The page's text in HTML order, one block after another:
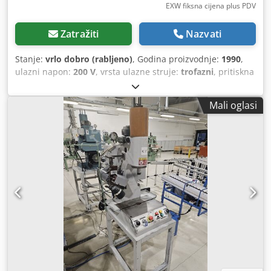
EXW fiksna cijena plus PDV
Zatražiti Nazvati
Stanje: vrlo dobro (rabljeno), Godina proizvodnje: 1990,
ulazni napon: 200 V, vrsta ulazne struje: trofazni, pritiskna
, brzina vožnje unatrag:
mm/s, širina stola:400 mm, duljina stola:340 mm,
ukupna masa:400 kg, radna visina:385 mm, Oprema:
sigurnosna svjetlosna zavjesa
, Prodajem hidrauličnu
prešu JAM HYP-505H u vrlo dobrom stanju Proizvođač: JAM
Model: HYP-505H Codpfswin Emex Abieha Godina
izgradnje: 1990 Tlačna sila: 50 kN (5 t) Duljina hoda: 150
mm Radna visina: 385 mm Veličina stola: 400 × 340 mm
Otvor za bušenje: Ø 25 × 60 mm Brzina klipa: 260 mm/s
Brzina klipa: 39 mm/s Brzina povratka klipa: 360 mm/s
Raspon tlaka: 7,7 MPa Sigurnosna svjetlosna barijera
Upravljanje s dvije ruke Napon: trofazni, 200 V, 1,5 kW, 10
A Težina: 400 kg Radno ulje: 25 litara Visina (mm): 1070
Širina (mm): 670 Duljina (mm): 1060
Mali oglasi